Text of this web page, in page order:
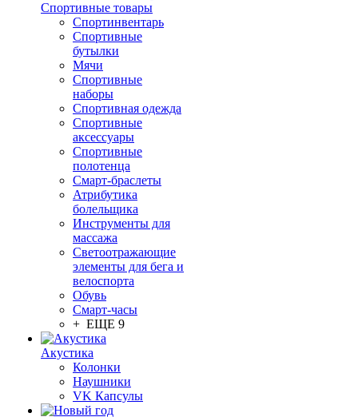
Спортивные товары
Спортинвентарь
Спортивные
бутылки
Мячи
Спортивные
наборы
Спортивная одежда
Спортивные
аксессуары
Спортивные
полотенца
Смарт-браслеты
Атрибутика
болельщика
Инструменты для
массажа
Светоотражающие
элементы для бега и
велоспорта
Обувь
Смарт-часы
+ ЕЩЕ 9
Акустика
Колонки
Наушники
VK Капсулы